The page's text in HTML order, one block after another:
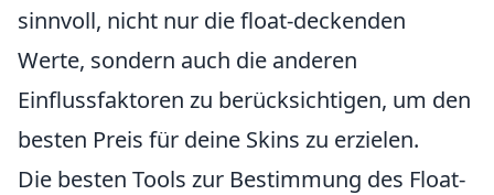
sinnvoll, nicht nur die float-deckenden
Werte, sondern auch die anderen
Einflussfaktoren zu berücksichtigen, um den
besten Preis für deine Skins zu erzielen.
Die besten Tools zur Bestimmung des Float-